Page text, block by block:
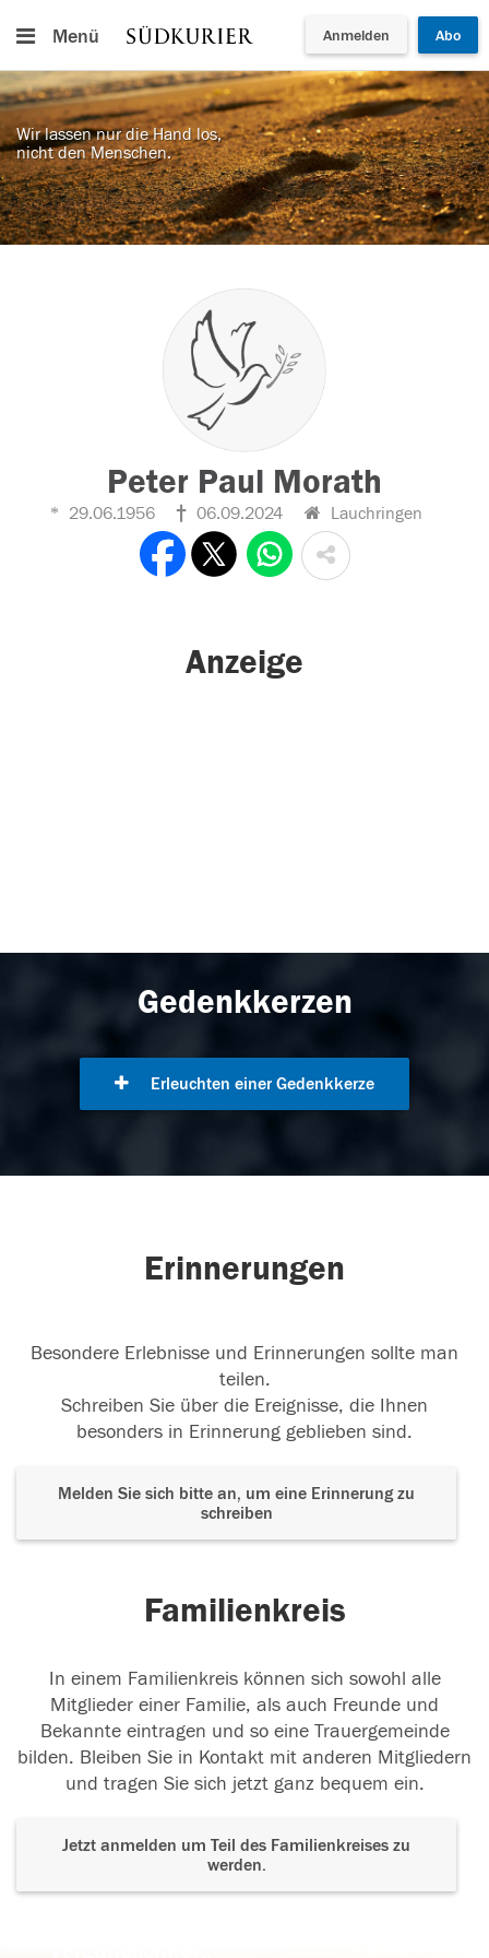
Menü Anmelden Abo
Wir lassen nur die Hand los,
nicht den Menschen.
Peter Paul Morath
29.06.1956 06.09.2024 Lauchringen
Anzeige
Gedenkkerzen
Erleuchten einer Gedenkkerze
Erinnerungen
Besondere Erlebnisse und Erinnerungen sollte man
teilen.
Schreiben Sie über die Ereignisse, die Ihnen
besonders in Erinnerung geblieben sind.
Melden Sie sich bitte an, um eine Erinnerung zu
schreiben
Familienkreis
In einem Familienkreis können sich sowohl alle
Mitglieder einer Familie, als auch Freunde und
Bekannte eintragen und so eine Trauergemeinde
bilden. Bleiben Sie in Kontakt mit anderen Mitgliedern
und tragen Sie sich jetzt ganz bequem ein.
Jetzt anmelden um Teil des Familienkreises zu
werden.